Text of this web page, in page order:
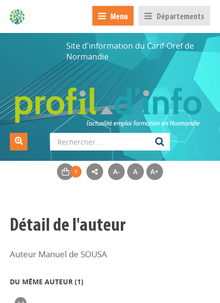
Menu Départements
Site d'information du Carif-Oref de
Normandie
A- A A+
Détail de l'auteur
Auteur Manuel de SOUSA
DU MÊME AUTEUR (1)